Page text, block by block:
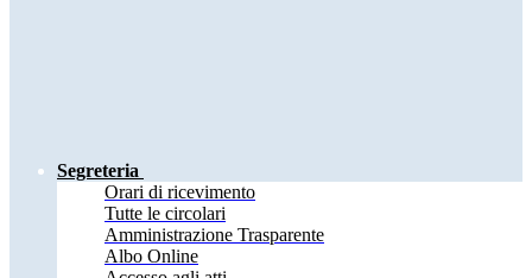
Segreteria
Orari di ricevimento
Tutte le circolari
Amministrazione Trasparente
Albo Online